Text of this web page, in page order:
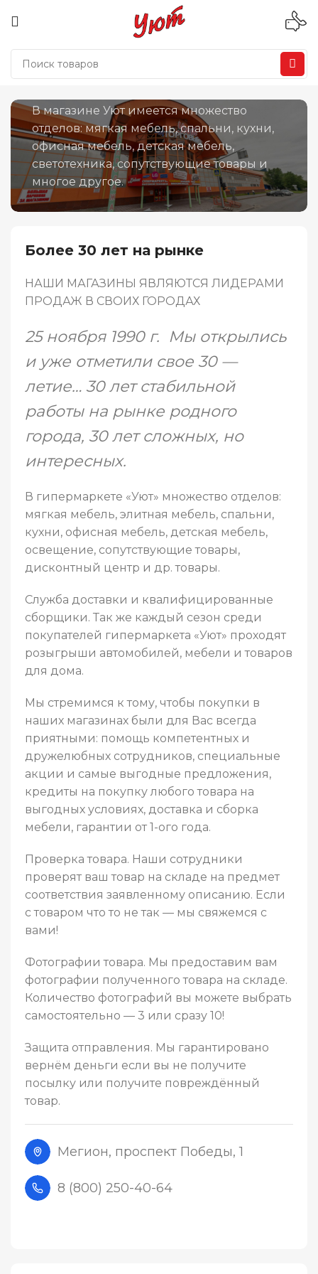
В магазине Уют имеется множество
отделов: мягкая мебель, спальни, кухни,
офисная мебель, детская мебель,
светотехника, сопутствующие товары и
многое другое.
Более 30 лет на рынке
НАШИ МАГАЗИНЫ ЯВЛЯЮТСЯ ЛИДЕРАМИ
ПРОДАЖ В СВОИХ ГОРОДАХ
25 ноября 1990 г. Мы открылись
и уже отметили свое 30 —
летие… 30 лет стабильной
работы на рынке родного
города, 30 лет сложных, но
интересных.
В гипермаркете «Уют» множество отделов:
мягкая мебель, элитная мебель, спальни,
кухни, офисная мебель, детская мебель,
освещение, сопутствующие товары,
дисконтный центр и др. товары.
Служба доставки и квалифицированные
сборщики. Так же каждый сезон среди
покупателей гипермаркета «Уют» проходят
розыгрыши автомобилей, мебели и товаров
для дома.
Мы стремимся к тому, чтобы покупки в
наших магазинах были для Вас всегда
приятными: помощь компетентных и
дружелюбных сотрудников, специальные
акции и самые выгодные предложения,
кредиты на покупку любого товара на
выгодных условиях, доставка и сборка
мебели, гарантии от 1-ого года.
Проверка товара. Наши сотрудники
проверят ваш товар на складе на предмет
соответствия заявленному описанию. Если
с товаром что то не так — мы свяжемся с
вами!
Фотографии товара. Мы предоставим вам
фотографии полученного товара на складе.
Количество фотографий вы можете выбрать
самостоятельно — 3 или сразу 10!
Защита отправления. Мы гарантировано
вернём деньги если вы не получите
посылку или получите повреждённый
товар.
Мегион, проспект Победы, 1
8 (800) 250-40-64